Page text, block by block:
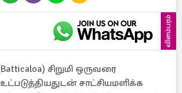
விளம்பரம்
சிறுமி ஒருவரை
சாட்சியமளிக்க